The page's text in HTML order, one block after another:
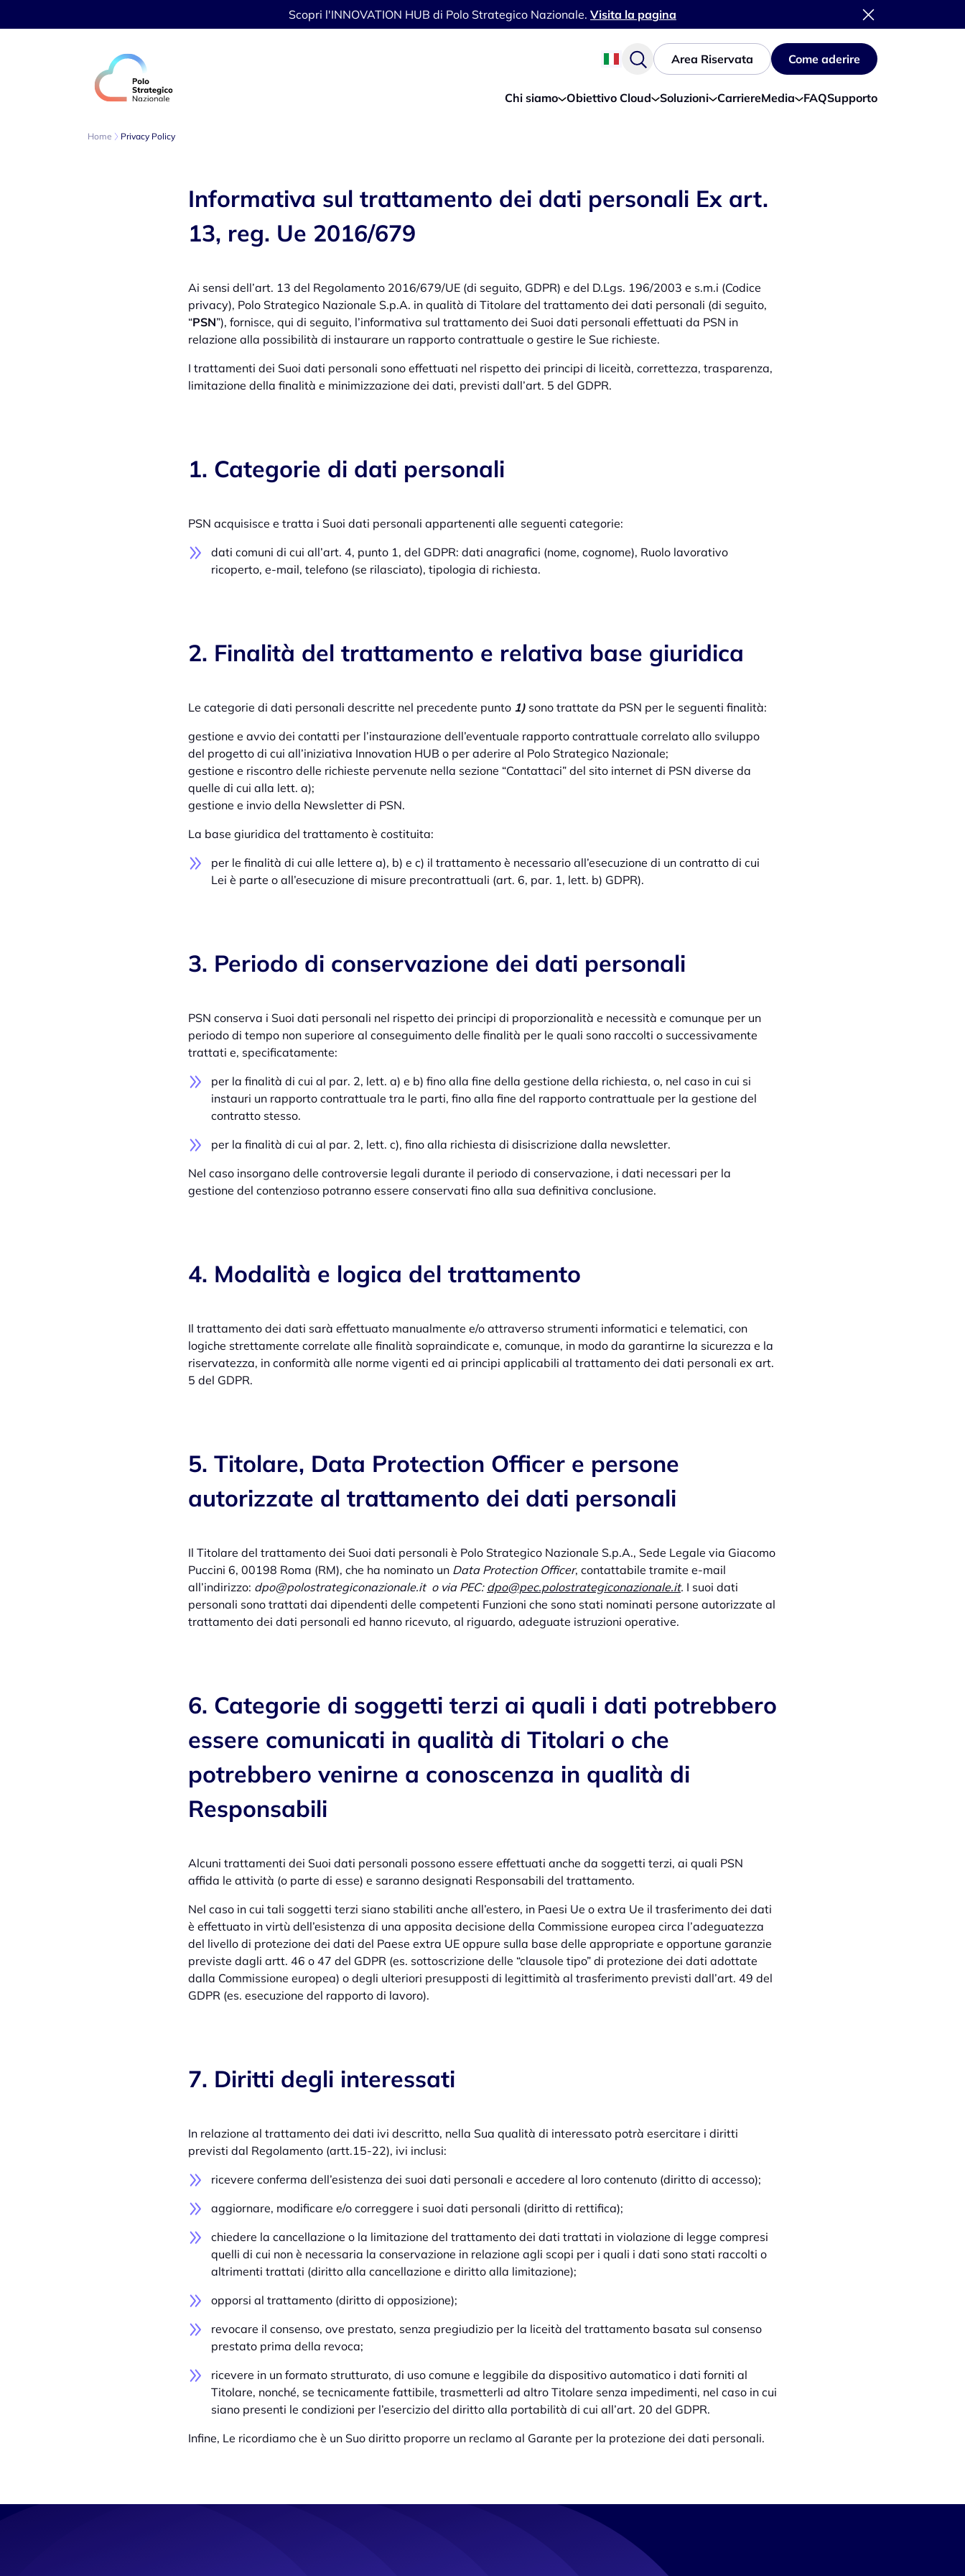
Scopri l'INNOVATION HUB di Polo Strategico Nazionale. Visita la pagina
Area Riservata Come aderire
Chi siamo Obiettivo Cloud Soluzioni CarriereMedia FAQSupporto
Home Privacy Policy
Informativa sul trattamento dei dati personali Ex art.
13, reg. Ue 2016/679
Ai sensi dell’art. 13 del Regolamento 2016/679/UE (di seguito, GDPR) e del D.Lgs. 196/2003 e s.m.i (Codice
privacy), Polo Strategico Nazionale S.p.A. in qualità di Titolare del trattamento dei dati personali (di seguito,
“PSN”), fornisce, qui di seguito, l’informativa sul trattamento dei Suoi dati personali effettuati da PSN in
relazione alla possibilità di instaurare un rapporto contrattuale o gestire le Sue richieste.
I trattamenti dei Suoi dati personali sono effettuati nel rispetto dei principi di liceità, correttezza, trasparenza,
limitazione della finalità e minimizzazione dei dati, previsti dall’art. 5 del GDPR.
1. Categorie di dati personali
PSN acquisisce e tratta i Suoi dati personali appartenenti alle seguenti categorie:
dati comuni di cui all’art. 4, punto 1, del GDPR: dati anagrafici (nome, cognome), Ruolo lavorativo
ricoperto, e-mail, telefono (se rilasciato), tipologia di richiesta.
2. Finalità del trattamento e relativa base giuridica
Le categorie di dati personali descritte nel precedente punto 1) sono trattate da PSN per le seguenti finalità:
gestione e avvio dei contatti per l’instaurazione dell’eventuale rapporto contrattuale correlato allo sviluppo
del progetto di cui all’iniziativa Innovation HUB o per aderire al Polo Strategico Nazionale;
gestione e riscontro delle richieste pervenute nella sezione “Contattaci” del sito internet di PSN diverse da
quelle di cui alla lett. a);
gestione e invio della Newsletter di PSN.
La base giuridica del trattamento è costituita:
per le finalità di cui alle lettere a), b) e c) il trattamento è necessario all’esecuzione di un contratto di cui
Lei è parte o all’esecuzione di misure precontrattuali (art. 6, par. 1, lett. b) GDPR).
3. Periodo di conservazione dei dati personali
PSN conserva i Suoi dati personali nel rispetto dei principi di proporzionalità e necessità e comunque per un
periodo di tempo non superiore al conseguimento delle finalità per le quali sono raccolti o successivamente
trattati e, specificatamente:
per la finalità di cui al par. 2, lett. a) e b) fino alla fine della gestione della richiesta, o, nel caso in cui si
instauri un rapporto contrattuale tra le parti, fino alla fine del rapporto contrattuale per la gestione del
contratto stesso.
per la finalità di cui al par. 2, lett. c), fino alla richiesta di disiscrizione dalla newsletter.
Nel caso insorgano delle controversie legali durante il periodo di conservazione, i dati necessari per la
gestione del contenzioso potranno essere conservati fino alla sua definitiva conclusione.
4. Modalità e logica del trattamento
Il trattamento dei dati sarà effettuato manualmente e/o attraverso strumenti informatici e telematici, con
logiche strettamente correlate alle finalità sopraindicate e, comunque, in modo da garantirne la sicurezza e la
riservatezza, in conformità alle norme vigenti ed ai principi applicabili al trattamento dei dati personali ex art.
5 del GDPR.
5. Titolare, Data Protection Officer e persone
autorizzate al trattamento dei dati personali
Il Titolare del trattamento dei Suoi dati personali è Polo Strategico Nazionale S.p.A., Sede Legale via Giacomo
Puccini 6, 00198 Roma (RM), che ha nominato un Data Protection Officer, contattabile tramite e-mail
all’indirizzo: dpo@polostrategiconazionale.it o via PEC: dpo@pec.polostrategiconazionale.it. I suoi dati
personali sono trattati dai dipendenti delle competenti Funzioni che sono stati nominati persone autorizzate al
trattamento dei dati personali ed hanno ricevuto, al riguardo, adeguate istruzioni operative.
6. Categorie di soggetti terzi ai quali i dati potrebbero
essere comunicati in qualità di Titolari o che
potrebbero venirne a conoscenza in qualità di
Responsabili
Alcuni trattamenti dei Suoi dati personali possono essere effettuati anche da soggetti terzi, ai quali PSN
affida le attività (o parte di esse) e saranno designati Responsabili del trattamento.
Nel caso in cui tali soggetti terzi siano stabiliti anche all’estero, in Paesi Ue o extra Ue il trasferimento dei dati
è effettuato in virtù dell’esistenza di una apposita decisione della Commissione europea circa l’adeguatezza
del livello di protezione dei dati del Paese extra UE oppure sulla base delle appropriate e opportune garanzie
previste dagli artt. 46 o 47 del GDPR (es. sottoscrizione delle “clausole tipo” di protezione dei dati adottate
dalla Commissione europea) o degli ulteriori presupposti di legittimità al trasferimento previsti dall’art. 49 del
GDPR (es. esecuzione del rapporto di lavoro).
7. Diritti degli interessati
In relazione al trattamento dei dati ivi descritto, nella Sua qualità di interessato potrà esercitare i diritti
previsti dal Regolamento (artt.15-22), ivi inclusi:
ricevere conferma dell’esistenza dei suoi dati personali e accedere al loro contenuto (diritto di accesso);
aggiornare, modificare e/o correggere i suoi dati personali (diritto di rettifica);
chiedere la cancellazione o la limitazione del trattamento dei dati trattati in violazione di legge compresi
quelli di cui non è necessaria la conservazione in relazione agli scopi per i quali i dati sono stati raccolti o
altrimenti trattati (diritto alla cancellazione e diritto alla limitazione);
opporsi al trattamento (diritto di opposizione);
revocare il consenso, ove prestato, senza pregiudizio per la liceità del trattamento basata sul consenso
prestato prima della revoca;
ricevere in un formato strutturato, di uso comune e leggibile da dispositivo automatico i dati forniti al
Titolare, nonché, se tecnicamente fattibile, trasmetterli ad altro Titolare senza impedimenti, nel caso in cui
siano presenti le condizioni per l’esercizio del diritto alla portabilità di cui all’art. 20 del GDPR.
Infine, Le ricordiamo che è un Suo diritto proporre un reclamo al Garante per la protezione dei dati personali.